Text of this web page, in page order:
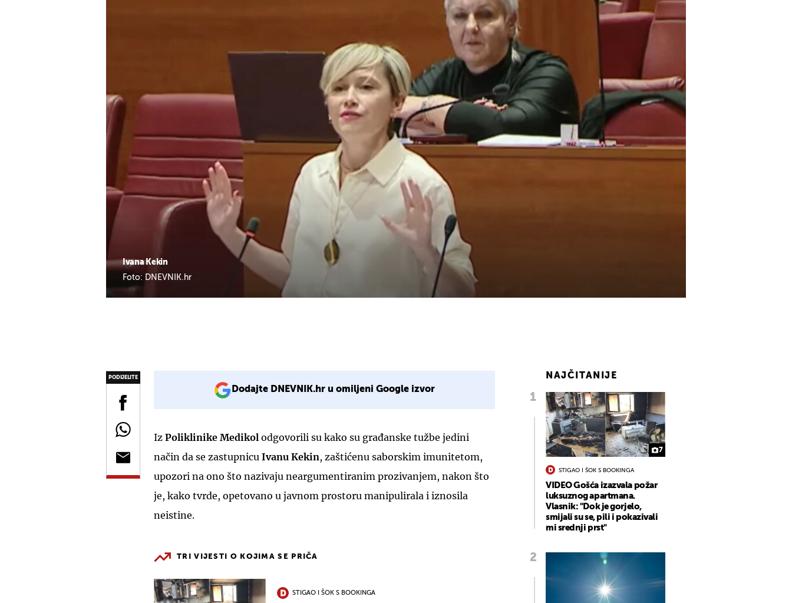
Ivana Kekin
Foto: DNEVNIK.hr
PODIJELITE
Dodajte DNEVNIK.hr u omiljeni Google izvor
Iz Poliklinike Medikol odgovorili su kako su građanske tužbe jedini
način da se zastupnicu Ivanu Kekin, zaštićenu saborskim imunitetom,
upozori na ono što nazivaju neargumentiranim prozivanjem, nakon što
je, kako tvrde, opetovano u javnom prostoru manipulirala i iznosila
neistine.
TRI VIJESTI O KOJIMA SE PRIČA
STIGAO I ŠOK S BOOKINGA
NAJČITANIJE
7
STIGAO I ŠOK S BOOKINGA
VIDEO Gošća izazvala požar
luksuznog apartmana.
Vlasnik: "Dok je gorjelo,
smijali su se, pili i pokazivali
mi srednji prst"